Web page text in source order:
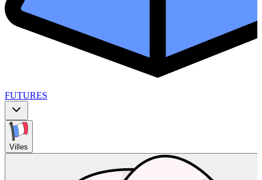
FUTURES
Villes